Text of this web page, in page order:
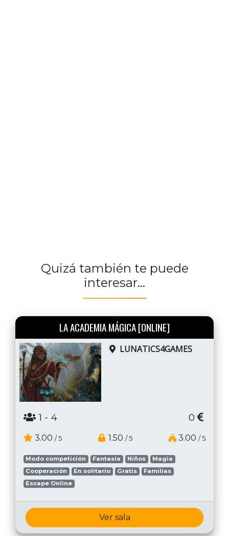
Quizá también te puede
interesar...
LA ACADEMIA MÁGICA [ONLINE]
LUNATICS4GAMES
1 - 4 0
3.00 / 5 1.50 / 5 3.00 / 5
Modo competición Fantasía Niños
Magia
Cooperación
En solitario Gratis
Familias
Escape Online
Ver sala